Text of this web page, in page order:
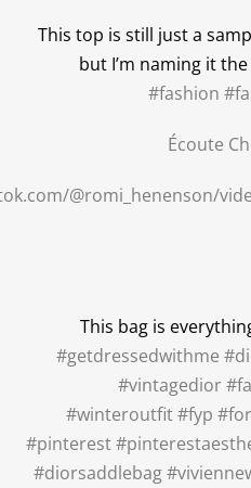
This top is still just a
but I’m naming it
#fashion
@romi_henenson/
This bag is
#getdressedwithme
#vintagedior
#winteroutfit#fyp
#pinterest
#diorsaddlebag